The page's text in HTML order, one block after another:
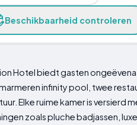
Beschikbaarheid controleren
Hotel biedt gasten
infinity pool, twee
Elke ruime kamer is versierd
zoals pluche badjassen,